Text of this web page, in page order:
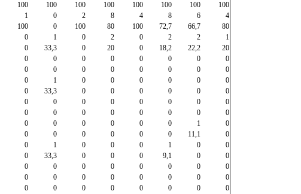
100 100 100 100 100 100 100
100
1 0 2 8 4 8 6
4
100 0 100 80 100 72,7 66,7
80
0 1 0 2 0 2 2
1
0 33,3 0 20 0 18,2 22,2
20
0 0 0 0 0 0 0
0
0 0 0 0 0 0 0
0
0 1 0 0 0 0 0
0
0 33,3 0 0 0 0 0
0
0 0 0 0 0 0 0
0
0 0 0 0 0 0 0
0
0 0 0 0 0 0 1
0
0 0 0 0 0 0 11,1
0
0 1 0 0 0 1 0
0
0 33,3 0 0 0 9,1 0
0
0 0 0 0 0 0 0
0
0 0 0 0 0 0 0
0
0 0 0 0 0 0 0
0